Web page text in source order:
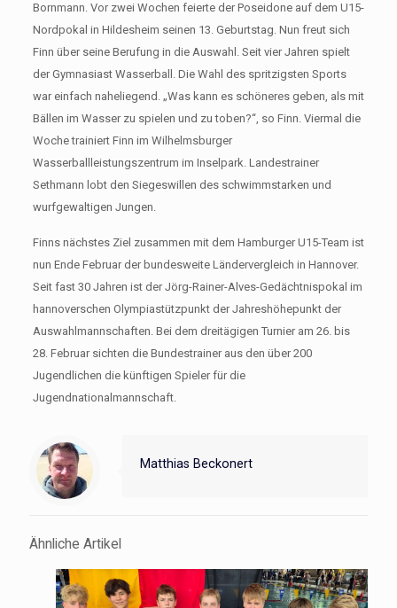
Bornmann. Vor zwei Wochen feierte der Poseidone auf dem U15-
Nordpokal in Hildesheim seinen 13. Geburtstag. Nun freut sich
Finn über seine Berufung in die Auswahl. Seit vier Jahren spielt
der Gymnasiast Wasserball. Die Wahl des spritzigsten Sports
war einfach naheliegend. „Was kann es schöneres geben, als mit
Bällen im Wasser zu spielen und zu toben?“, so Finn. Viermal die
Woche trainiert Finn im Wilhelmsburger
Wasserballleistungszentrum im Inselpark. Landestrainer
Sethmann lobt den Siegeswillen des schwimmstarken und
wurfgewaltigen Jungen.
Finns nächstes Ziel zusammen mit dem Hamburger U15-Team ist
nun Ende Februar der bundesweite Ländervergleich in Hannover.
Seit fast 30 Jahren ist der Jörg-Rainer-Alves-Gedächtnispokal im
hannoverschen Olympiastützpunkt der Jahreshöhepunkt der
Auswahlmannschaften. Bei dem dreitägigen Turnier am 26. bis
28. Februar sichten die Bundestrainer aus den über 200
Jugendlichen die künftigen Spieler für die
Jugendnationalmannschaft.
Matthias Beckonert
Ähnliche Artikel